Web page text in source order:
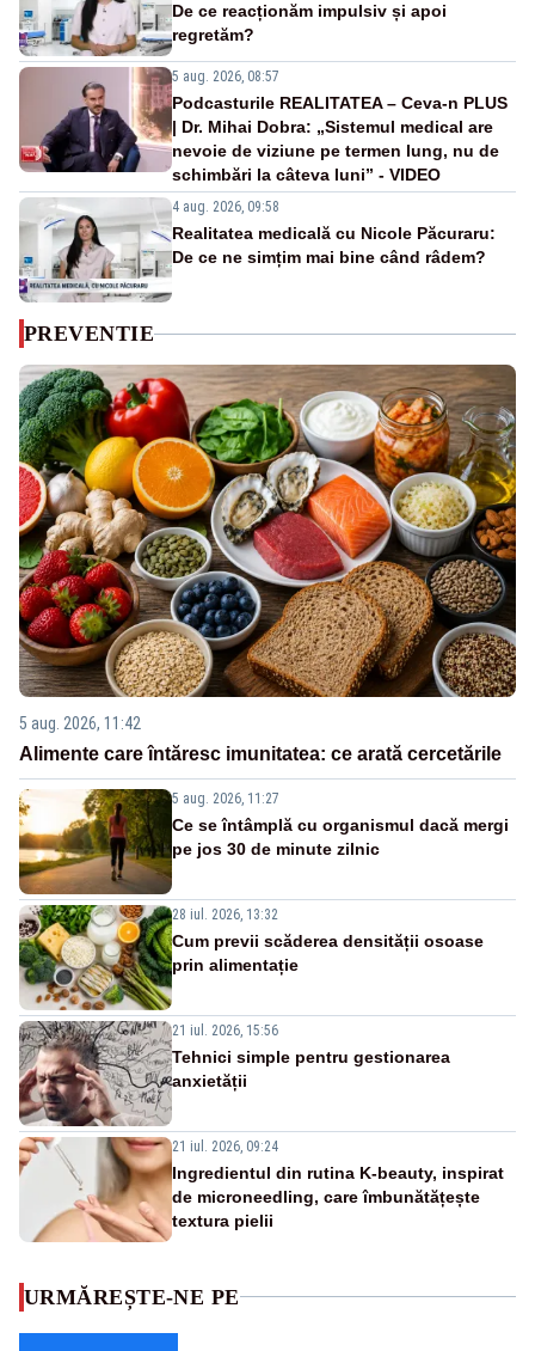
De ce reacționăm impulsiv și apoi
regretăm?
5 aug. 2026, 08:57
Podcasturile REALITATEA – Ceva-n PLUS
| Dr. Mihai Dobra: „Sistemul medical are
nevoie de viziune pe termen lung, nu de
schimbări la câteva luni” - VIDEO
4 aug. 2026, 09:58
Realitatea medicală cu Nicole Păcuraru:
De ce ne simțim mai bine când râdem?
PREVENTIE
5 aug. 2026, 11:42
Alimente care întăresc imunitatea: ce arată cercetările
5 aug. 2026, 11:27
Ce se întâmplă cu organismul dacă mergi
pe jos 30 de minute zilnic
28 iul. 2026, 13:32
Cum previi scăderea densității osoase
prin alimentație
21 iul. 2026, 15:56
Tehnici simple pentru gestionarea
anxietății
21 iul. 2026, 09:24
Ingredientul din rutina K-beauty, inspirat
de microneedling, care îmbunătățește
textura pielii
URMĂREȘTE-NE PE